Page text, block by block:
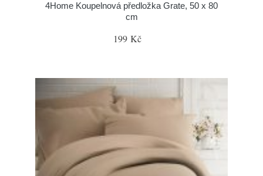
4Home Koupelnová předložka Grate, 50 x 80
cm
199 Kč